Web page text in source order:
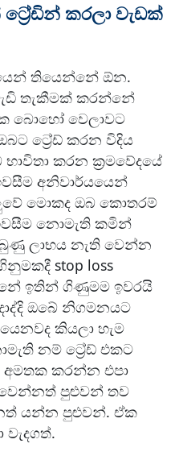
කරලා වැඩක්
තියෙන්නේ ඕන.
තැකීමක් කරන්නේ
බොහෝ වෙලාවට
ට්‍රේඩ් කරන විදිය
කරන ක්‍රමවේදයේ
අනිවාර්යයෙන්
මොකද ඔබ කොතරම්
නොමැති කමින්
ලාභය නැති වෙන්න
stop loss
ඉතින් ගිණුමම ඉවරයි
ඔබේ නිගමනයට
කියලා හැම
නම් ට්‍රේඩ් එකට
කරන්න එපා
පුළුවන් තව
යන්න පුළුවන්. ඒක